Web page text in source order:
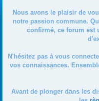
Nous avons le plaisir de
notre passion commune.
confirmé, ce forum est
N'hésitez pas à vous
vos connaissances.
Avant de plonger dans les